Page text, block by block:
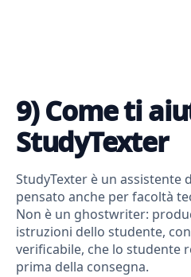
9) Come ti
StudyTexter
StudyTexter è un assistente
pensato anche per facoltà
Non è un ghostwriter:
istruzioni dello studente,
verificabile, che lo studente
prima della consegna.